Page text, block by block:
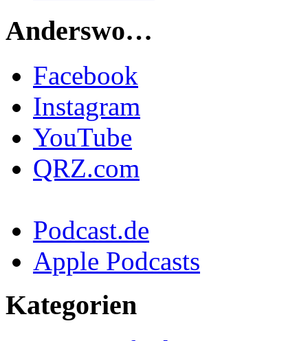
Anderswo…
Facebook
Instagram
YouTube
QRZ.com
Podcast.de
Apple Podcasts
Kategorien